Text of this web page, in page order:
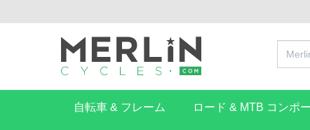
自転車 & フレーム ロード & MTB コンポ